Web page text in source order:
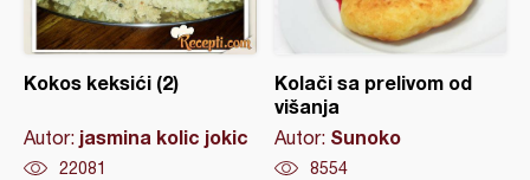
Kokos keksići (2)
Autor: jasmina kolic jokic
22081
Kolači sa prelivom od
višanja
Autor: Sunoko
8554